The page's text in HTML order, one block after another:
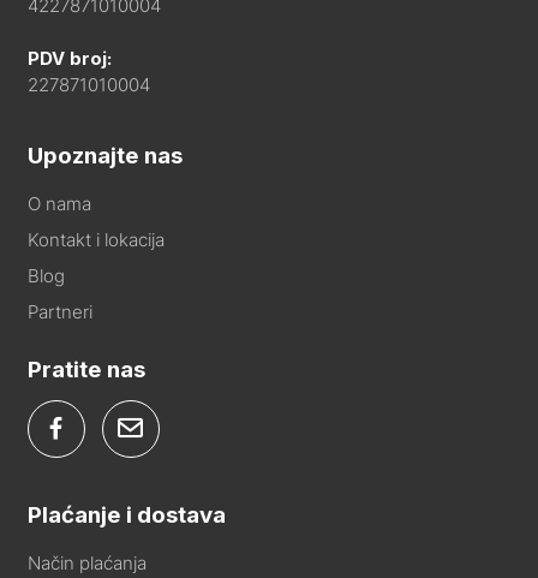
4227871010004
PDV broj:
227871010004
Upoznajte nas
O nama
Kontakt i lokacija
Blog
Partneri
Pratite nas
Plaćanje i dostava
Način plaćanja